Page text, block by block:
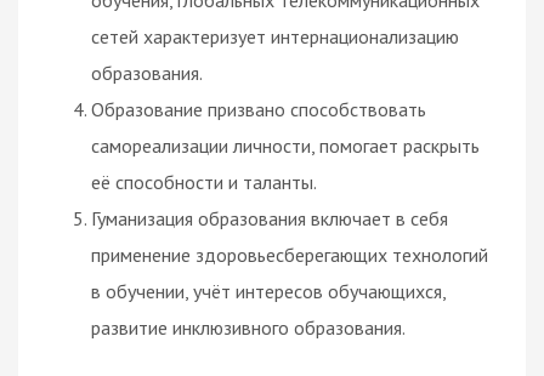
сетей характеризует интернационализацию
образования.
Образование призвано способствовать
самореализации личности, помогает раскрыть
её способности и таланты.
Гуманизация образования включает в себя
применение здоровьесберегающих технологий
в обучении, учёт интересов обучающихся,
развитие инклюзивного образования.